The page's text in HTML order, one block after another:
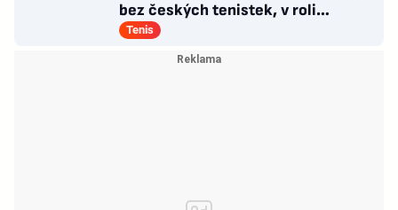
bez českých tenistek, v roli
favoritek vypadly
Tenis